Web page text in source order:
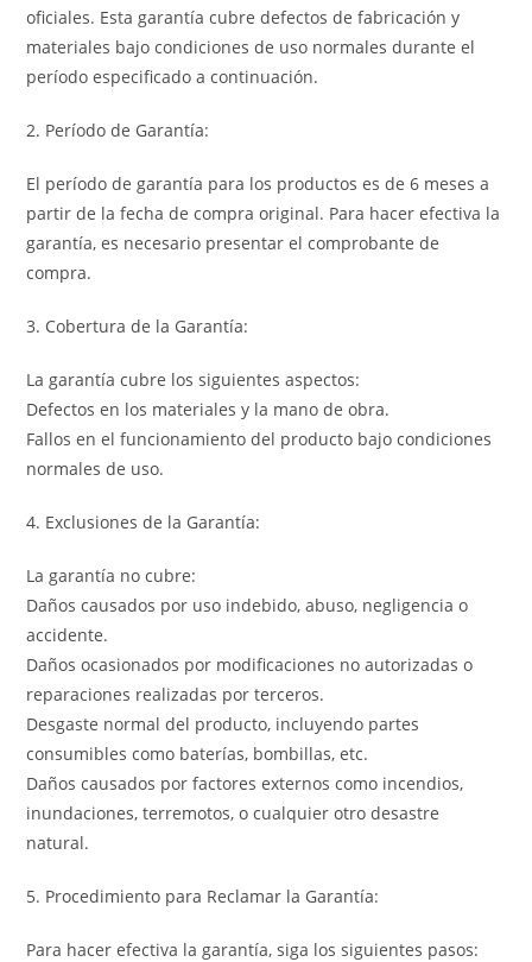
oficiales. Esta garantía cubre defectos de fabricación y
materiales bajo condiciones de uso normales durante el
período especificado a continuación.
2. Período de Garantía:
El período de garantía para los productos es de 6 meses a
partir de la fecha de compra original. Para hacer efectiva la
garantía, es necesario presentar el comprobante de
compra.
3. Cobertura de la Garantía:
La garantía cubre los siguientes aspectos:
Defectos en los materiales y la mano de obra.
Fallos en el funcionamiento del producto bajo condiciones
normales de uso.
4. Exclusiones de la Garantía:
La garantía no cubre:
Daños causados por uso indebido, abuso, negligencia o
accidente.
Daños ocasionados por modificaciones no autorizadas o
reparaciones realizadas por terceros.
Desgaste normal del producto, incluyendo partes
consumibles como baterías, bombillas, etc.
Daños causados por factores externos como incendios,
inundaciones, terremotos, o cualquier otro desastre
natural.
5. Procedimiento para Reclamar la Garantía:
Para hacer efectiva la garantía, siga los siguientes pasos: